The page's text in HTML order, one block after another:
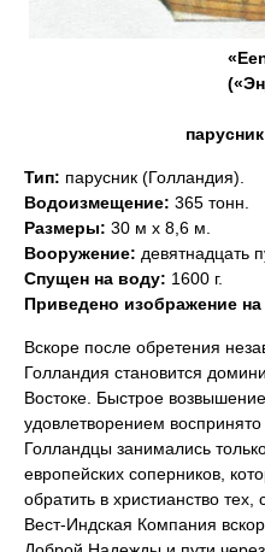
Тип: парусник (Голландия).
Водоизмещение: 365 тонн.
Размеры: 30 м х 8,6 м.
Вооружение: девятнадцать
Спущен на воду: 1600 г.
Приведено изображение на
Вскоре после обретения
Голландия становится
Востоке. Быстрое
удовлетворением
Голландцы занимались
европейских соперников,
обратить в христианство
Вест-Индская Компания